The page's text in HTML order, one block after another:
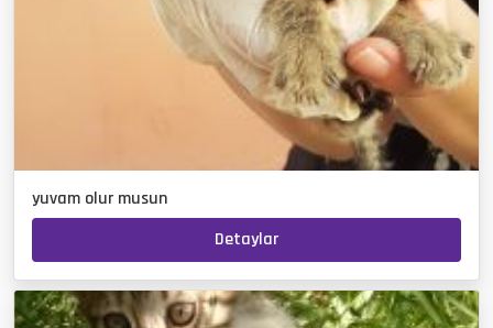
yuvam olur musun
Detaylar